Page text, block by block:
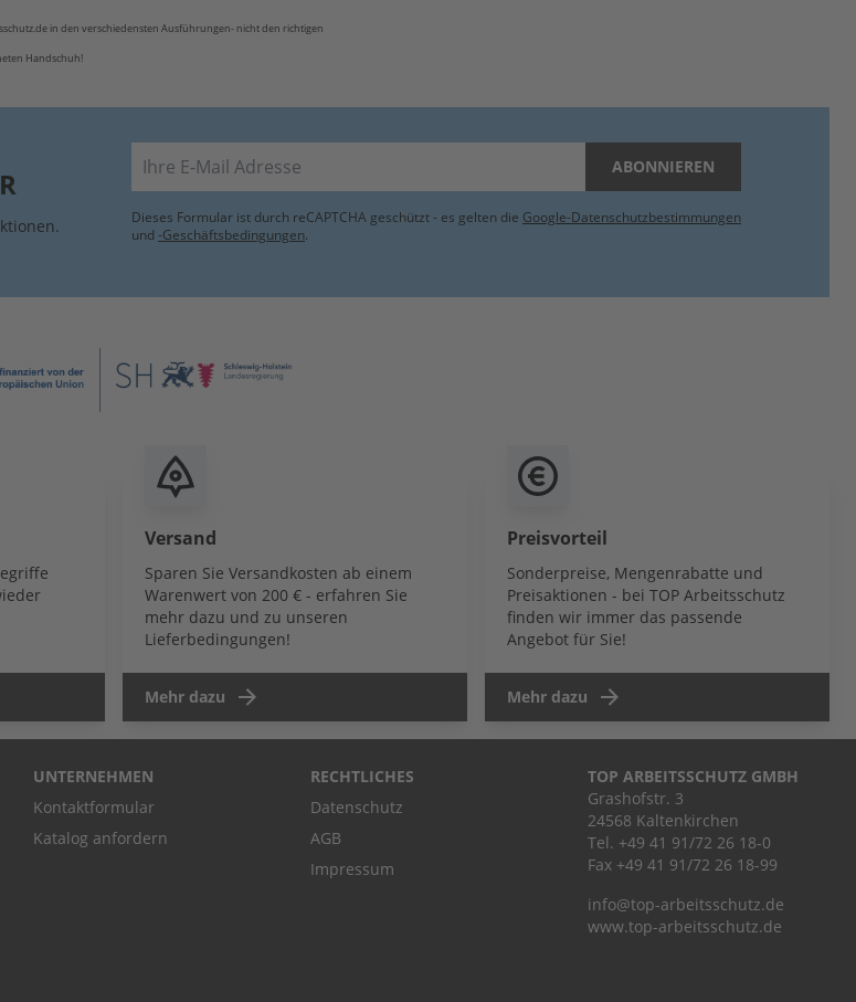
in den verschiedensten Ausführungen- nicht den richtigen
Handschuh!
E-Mail ABONNIEREN
Dieses Formular ist durch reCAPTCHA geschützt - es gelten die Google-Datenschutzbestimmungen
und -Geschäftsbedingungen.
Versand
Sparen Sie Versandkosten ab einem
Warenwert von 200 € - erfahren Sie
mehr dazu und zu unseren
Lieferbedingungen!
Mehr dazu
Preisvorteil
Sonderpreise, Mengenrabatte und
Preisaktionen - bei TOP Arbeitsschutz
finden wir immer das passende
Angebot für Sie!
Mehr dazu
UNTERNEHMEN
Kontaktformular
Katalog anfordern
RECHTLICHES
Datenschutz
AGB
Impressum
TOP ARBEITSSCHUTZ GMBH
Grashofstr. 3
24568 Kaltenkirchen
Tel. +49 41 91/72 26 18-0
Fax +49 41 91/72 26 18-99
info@top-arbeitsschutz.de
www.top-arbeitsschutz.de